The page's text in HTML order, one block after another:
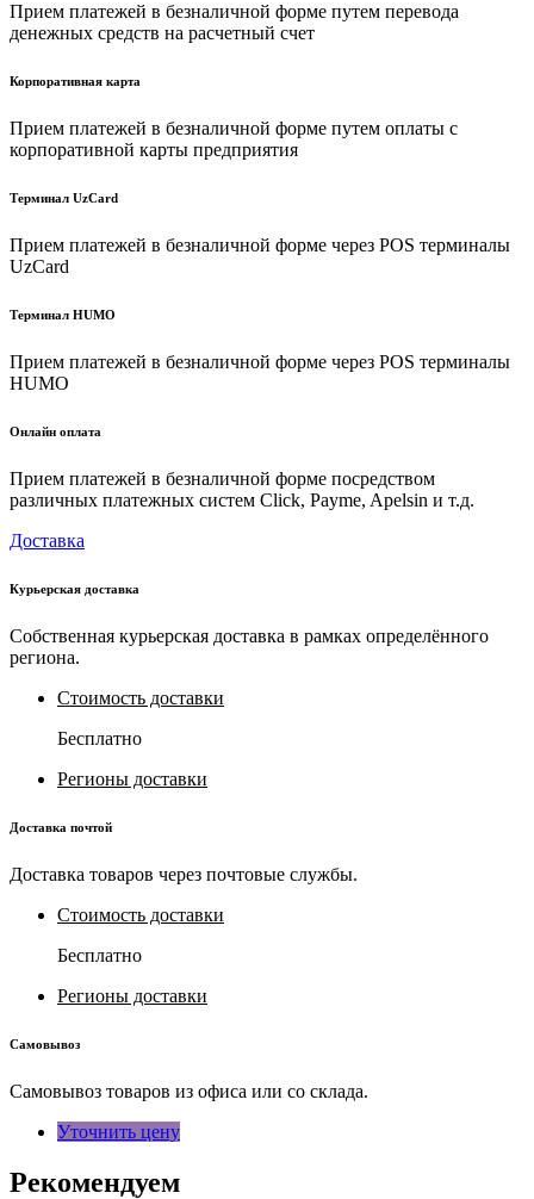
Прием платежей в безналичной форме путем перевода
денежных средств на расчетный счет
Корпоративная карта
Прием платежей в безналичной форме путем оплаты с
корпоративной карты предприятия
Терминал UzCard
Прием платежей в безналичной форме через POS терминалы
UzCard
Терминал HUMO
Прием платежей в безналичной форме через POS терминалы
HUMO
Онлайн оплата
Прием платежей в безналичной форме посредством
различных платежных систем Click, Payme, Apelsin и т.д.
Доставка
Курьерская доставка
Собственная курьерская доставка в рамках определённого
региона.
Стоимость доставки
Бесплатно
Регионы доставки
Доставка почтой
Доставка товаров через почтовые службы.
Стоимость доставки
Бесплатно
Регионы доставки
Самовывоз
Самовывоз товаров из офиса или со склада.
Уточнить цену
Рекомендуем